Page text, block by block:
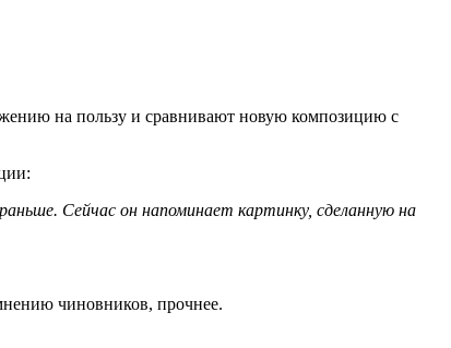
на пользу и сравнивают новую композицию с
Сейчас он напоминает картинку, сделанную на
чиновников, прочнее.